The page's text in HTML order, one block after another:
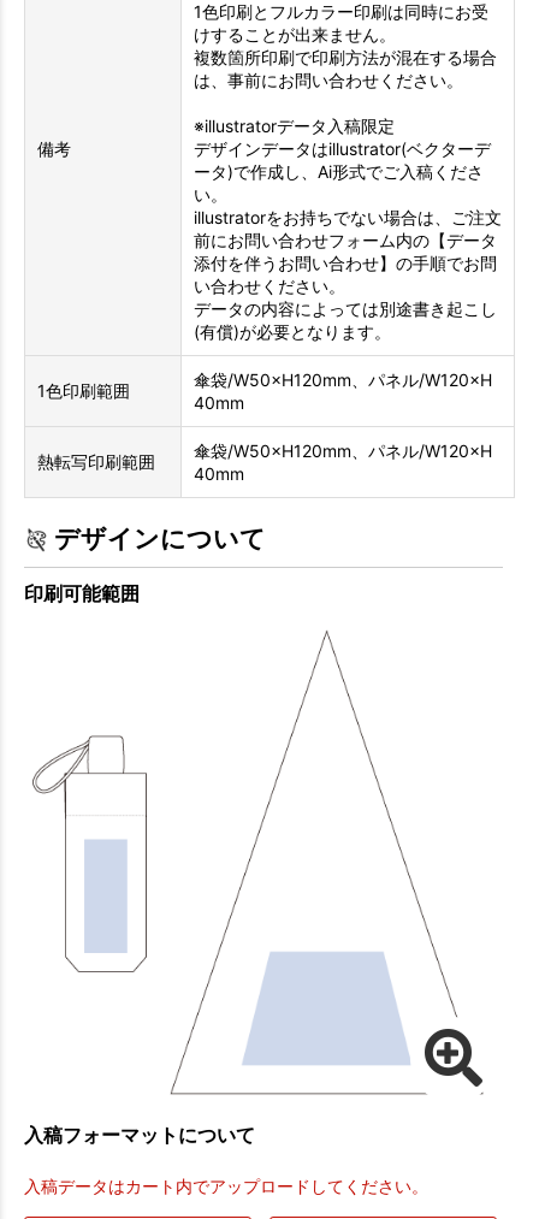
備考
1色印刷とフルカラー印刷は同時にお受
けすることが出来ません。
複数箇所印刷で印刷方法が混在する場合
は、事前にお問い合わせください。
※illustratorデータ入稿限定
デザインデータはillustrator(ベクターデ
ータ)で作成し、Ai形式でご入稿くださ
い。
illustratorをお持ちでない場合は、ご注文
前にお問い合わせフォーム内の【データ
添付を伴うお問い合わせ】の手順でお問
い合わせください。
データの内容によっては別途書き起こし
(有償)が必要となります。
1色印刷範囲
傘袋/W50×H120mm、パネル/W120×H
40mm
熱転写印刷範囲
傘袋/W50×H120mm、パネル/W120×H
40mm
デザインについて
印刷可能範囲
入稿フォーマットについて
入稿データはカート内でアップロードしてください。